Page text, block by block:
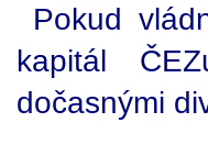
Pokud
kapitál
dočasnými